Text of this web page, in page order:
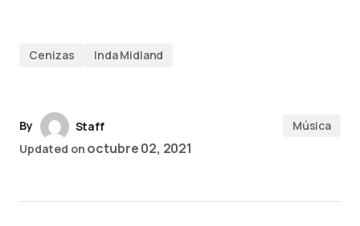
Cenizas Inda Midland
By
Staff
Updated on octubre 02, 2021
Música